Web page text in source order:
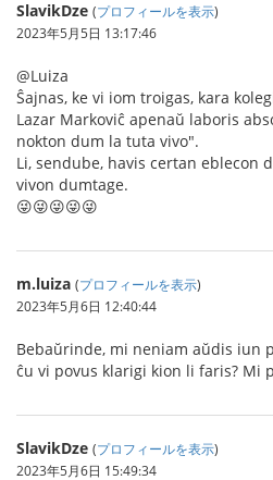
SlavikDze (プロフィールを表示)
2023年5月5日 13:17:46
@Luiza
Ŝajnas, ke vi iom troigas, kara
Lazar Markoviĉ apenaŭ laboris
nokton dum la tuta vivo".
Li, sendube, havis certan eblecon
vivon dumtage.
😜😜😜😜😜
m.luiza (プロフィールを表示)
2023年5月6日 12:40:44
Bebaŭrinde, mi neniam aŭdis iun
ĉu vi povus klarigi kion li faris? Mi
SlavikDze (プロフィールを表示)
2023年5月6日 15:49:34